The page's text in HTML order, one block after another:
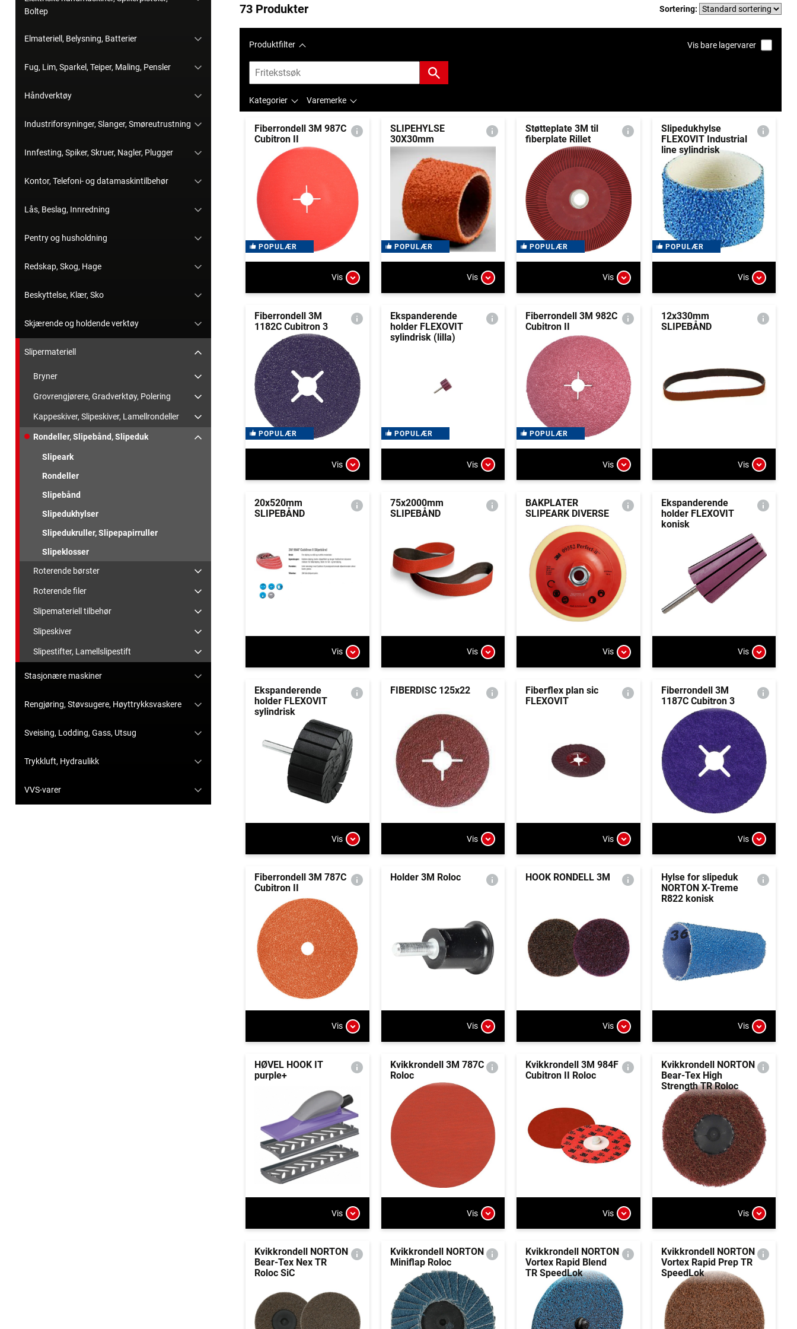
Boltep
Elmateriell, Belysning, Batterier
Fug, Lim, Sparkel, Teiper, Maling, Pensler
Håndverktøy
Industriforsyninger, Slanger, Smøreutrustning
Innfesting, Spiker, Skruer, Nagler, Plugger
Kontor, Telefoni- og datamaskintilbehør
Lås, Beslag, Innredning
Pentry og husholdning
Redskap, Skog, Hage
Beskyttelse, Klær, Sko
Skjærende og holdende verktøy
Slipermateriell
Bryner
Grovrengjørere, Gradverktøy, Polering
Kappeskiver, Slipeskiver, Lamellrondeller
Rondeller, Slipebånd, Slipeduk
Slipeark
Rondeller
Slipebånd
Slipedukhylser
Slipedukruller, Slipepapirruller
Slipeklosser
Roterende børster
Roterende filer
Slipemateriell tilbehør
Slipeskiver
Slipestifter, Lamellslipestift
Stasjonære maskiner
Rengjøring, Støvsugere, Høyttrykksvaskere
Sveising, Lodding, Gass, Utsug
Trykkluft, Hydraulikk
VVS-varer
73 Produkter Sortering:
Produktfilter Vis bare lagervarer
Kategorier Varemerke
Fiberrondell 3M 987C
Cubitron II
POPULÆR
Vis
SLIPEHYLSE
30X30mm
POPULÆR
Vis
Støtteplate 3M til
fiberplate Rillet
POPULÆR
Vis
Slipedukhylse
FLEXOVIT Industrial
line sylindrisk
POPULÆR
Vis
Fiberrondell 3M
1182C Cubitron 3
POPULÆR
Vis
Ekspanderende
holder FLEXOVIT
sylindrisk (lilla)
POPULÆR
Vis
Fiberrondell 3M 982C
Cubitron II
POPULÆR
Vis
12x330mm
SLIPEBÅND
Vis
20x520mm
SLIPEBÅND
Vis
75x2000mm
SLIPEBÅND
Vis
BAKPLATER
SLIPEARK DIVERSE
Vis
Ekspanderende
holder FLEXOVIT
konisk
Vis
Ekspanderende
holder FLEXOVIT
sylindrisk
Vis
FIBERDISC 125x22
Vis
Fiberflex plan sic
FLEXOVIT
Vis
Fiberrondell 3M
1187C Cubitron 3
Vis
Fiberrondell 3M 787C
Cubitron II
Vis
Holder 3M Roloc
Vis
HOOK RONDELL 3M
Vis
Hylse for slipeduk
NORTON X-Treme
R822 konisk
Vis
HØVEL HOOK IT
purple+
Vis
Kvikkrondell 3M 787C
Roloc
Vis
Kvikkrondell 3M 984F
Cubitron II Roloc
Vis
Kvikkrondell NORTON
Bear-Tex High
Strength TR Roloc
Vis
Kvikkrondell NORTON
Bear-Tex Nex TR
Roloc SiC
Kvikkrondell NORTON
Miniflap Roloc
Kvikkrondell NORTON
Vortex Rapid Blend
TR SpeedLok
Kvikkrondell NORTON
Vortex Rapid Prep TR
SpeedLok